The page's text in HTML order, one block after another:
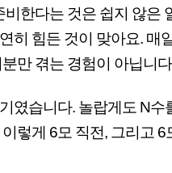
한다는 것은 쉽지 않은
히 힘든 것이 맞아요. 매
만 겪는 경험이 아닙니
였습니다. 놀랍게도 N수
렇게 6모 직전, 그리고 6